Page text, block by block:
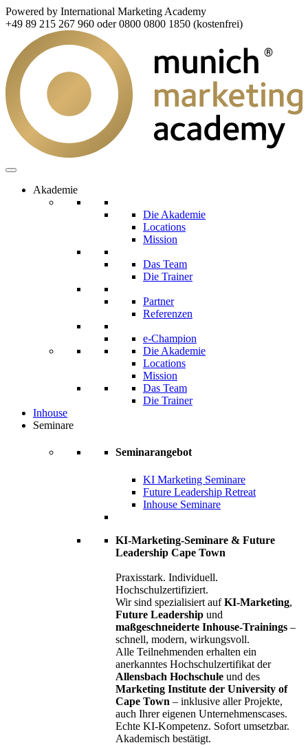
Powered by International Marketing Academy
+49 89 215 267 960 oder 0800 0800 1850 (kostenfrei)
Akademie
Die Akademie
Locations
Mission
Das Team
Die Trainer
Partner
Referenzen
e-Champion
Die Akademie
Locations
Mission
Das Team
Die Trainer
Inhouse
Seminare
Seminarangebot
KI Marketing Seminare
Future Leadership Retreat
Inhouse Seminare
KI-Marketing-Seminare & Future
Leadership Cape Town
Praxisstark. Individuell.
Hochschulzertifiziert.
Wir sind spezialisiert aufKI-Marketing,
Future Leadership und
maßgeschneiderte Inhouse-Trainings –
schnell, modern, wirkungsvoll.
Alle Teilnehmenden erhalten ein
anerkanntes Hochschulzertifikat der
Allensbach Hochschule und des
Marketing Institute der University of
Cape Town – inklusive aller Projekte,
auch Ihrer eigenen Unternehmenscases.
Echte KI-Kompetenz. Sofort umsetzbar.
Akademisch bestätigt.